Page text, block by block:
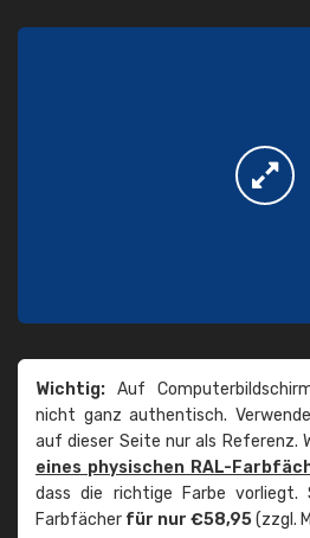
Wichtig: Auf
nicht ganz authentisch.
auf dieser Seite nur als Referenz.
eines physischen RAL-
dass die richtige Farbe vorliegt.
Farbfächer für nur €58,95(zzgl.